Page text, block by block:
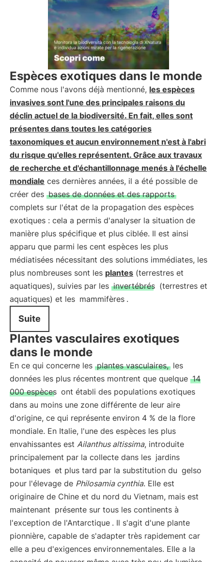
Espèces exotiques dans le monde
Comme nous l'avons déjà mentionné, les espèces
invasives sont l'une des principales raisons du
déclin actuel de la biodiversité. En fait, elles sont
présentes dans toutes les catégories
taxonomiques et aucun environnement n'est à l'abri
du risque qu'elles représentent. Grâce aux travaux
de recherche et d'échantillonnage menés à l'échelle
mondiale ces dernières années, il a été possible de
créer des bases de données et des rapports
complets sur l'état de la propagation des espèces
exotiques : cela a permis d'analyser la situation de
manière plus spécifique et plus ciblée. Il est ainsi
apparu que parmi les cent espèces les plus
médiatisées nécessitant des solutions immédiates, les
plus nombreuses sont les plantes (terrestres et
aquatiques), suivies par les invertébrés (terrestres et
aquatiques) et les mammifères .
Suite
Plantes vasculaires exotiques
dans le monde
En ce qui concerne les plantes vasculaires, les
données les plus récentes montrent que quelque 14
000 espèces ont établi des populations exotiques
dans au moins une zone différente de leur aire
d'origine, ce qui représente environ 4 % de la flore
mondiale. En Italie, l'une des espèces les plus
envahissantes est Ailanthus altissima, introduite
principalement par la collecte dans les jardins
botaniques et plus tard par la substitution du gelso
pour l'élevage de Philosamia cynthia. Elle est
originaire de Chine et du nord du Vietnam, mais est
maintenant présente sur tous les continents à
l'exception de l'Antarctique . Il s'agit d'une plante
pionnière, capable de s'adapter très rapidement car
elle a peu d'exigences environnementales. Elle a la